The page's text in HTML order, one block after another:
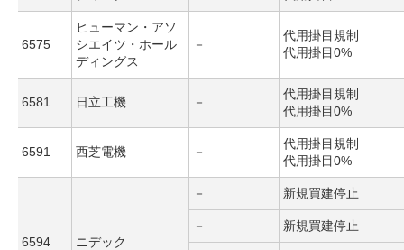
6575
ヒューマン・アソ
シエイツ・ホール
ディングス
－
代用掛目規制
代用掛目0%
6581 日立工機 －
代用掛目規制
代用掛目0%
6591 西芝電機 －
代用掛目規制
代用掛目0%
6594 ニデック
－ 新規買建停止
－ 新規買建停止